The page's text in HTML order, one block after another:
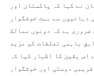
نے کہا کہ پاکستان اور
دہائیوں سے بہت خوشگوار
ضروری ہے کہ دونوں ممالک
باہمی تعلقات کو مزید
اس یقین کا اظہار کیا کہ
دوستی اور خوشگوار